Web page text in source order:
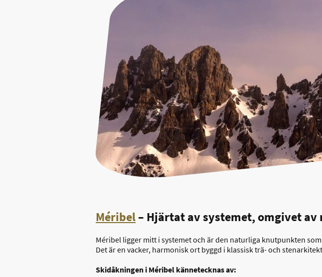
Méribel– Hjärtat av systemet, omgivet
Méribel ligger mitt i systemet och är den naturliga knutpunkten
Det är en vacker, harmonisk ort byggd i klassisk trä- och
Skidåkningen i Méribel kännetecknas av: